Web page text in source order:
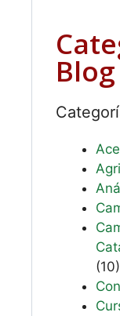
Blog
(10)